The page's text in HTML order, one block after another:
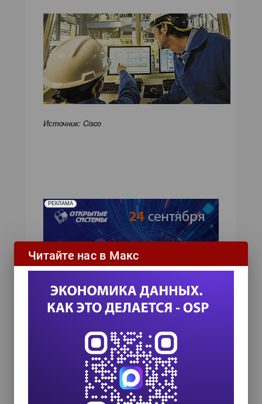
Источник: Cisco
РЕКЛАМА
ИТ-календарь
III Международный технологический конгресс
8 сентября 2026
Читайте нас в Макс